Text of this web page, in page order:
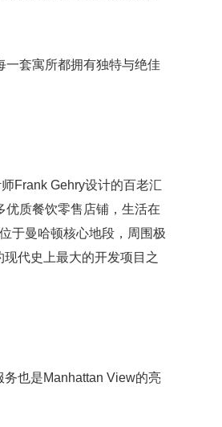
套寓所都拥有独特与绝佳
Frank Gehry设计的百老汇
优质餐饮零售店铺，生活在
于曼哈顿核心地段，周围极
代史上最大的开发项目之
也是Manhattan View的亮